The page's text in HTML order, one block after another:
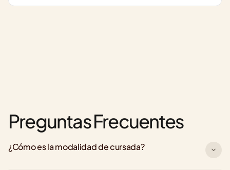
Preguntas Frecuentes
¿Cómo es la modalidad de cursada?